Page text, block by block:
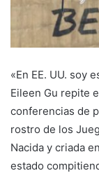
«En EE. UU. soy
Eileen Gu repite
conferencias de
rostro de los
Nacida y criada
estado